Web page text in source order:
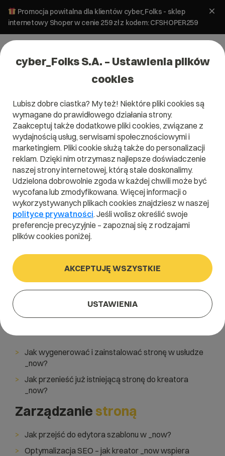
Promocja powitalna dla klientów cyber_Folks - sklep
internetowy Shoper w cenie 259 zł z kodem: CFSHOPER259
Jak możemy Ci pomóc z
Twoją stroną?
Jeśli szukasz pomocy dla pozostałych usług cyber_Folks,
Jak wygenerować i zainstalować stronę w usłudze
_now?
Jak przenieść już istniejącą stronę do kreatora
_now?
Zarządzanie stroną
Jak przejść do edytora szablonu w _now?
Optymalizacja SEO – jak kreator _now wspiera
cyber_Folks S.A. – Ustawienia plików
cookies
Lubisz dobre ciastka? My też! Niektóre pliki cookies są
wymagane do prawidłowego działania strony.
Zaakceptuj także dodatkowe pliki cookies, związane z
wydajnością usług, serwisami społecznościowymi i
marketingiem. Pliki cookie służą także do personalizacji
reklam. Dzięki nim otrzymasz najlepsze doświadczenie
naszej strony internetowej, którą stale doskonalimy.
Udzielona dobrowolnie zgoda w każdej chwili może być
wycofana lub zmodyfikowana. Więcej informacji o
wykorzystywanych plikach cookies znajdziesz w naszej
polityce prywatności. Jeśli wolisz określić swoje
preferencje precyzyjnie – zapoznaj się z rodzajami
plików cookies poniżej.
AKCEPTUJĘ WSZYSTKIE
USTAWIENIA